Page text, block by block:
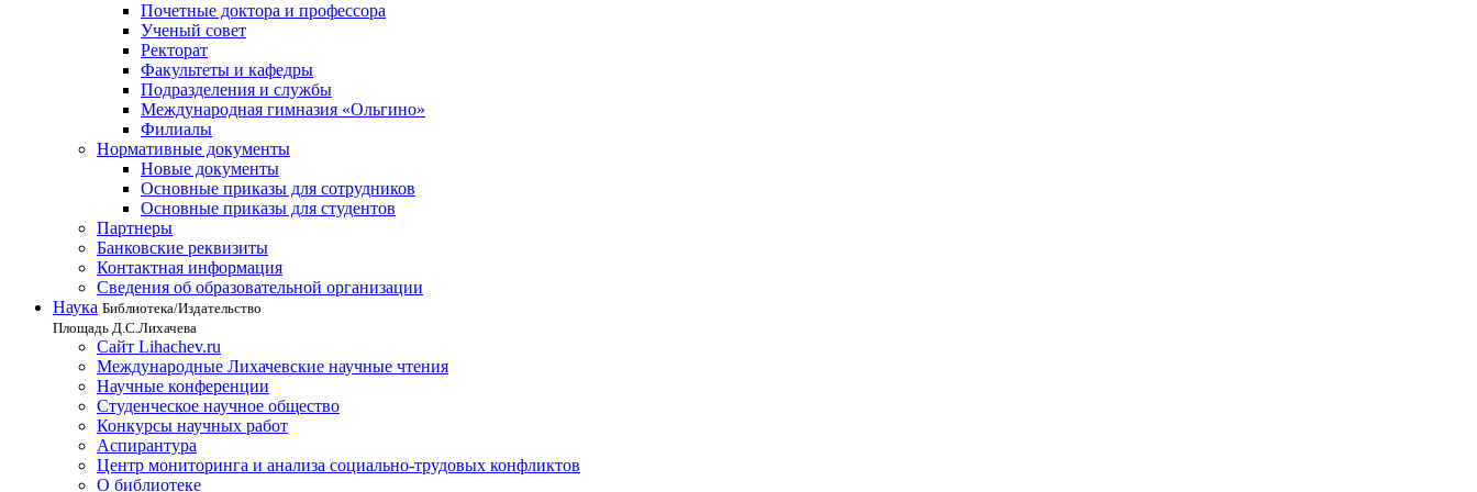
Почетные доктора и профессора
Ученый совет
Ректорат
Факультеты и кафедры
Подразделения и службы
Международная гимназия «Ольгино»
Филиалы
Нормативные документы
Новые документы
Основные приказы для сотрудников
Основные приказы для студентов
Партнеры
Банковские реквизиты
Контактная информация
Сведения об образовательной организации
Наука Библиотека/Издательство
Площадь Д.С.Лихачева
Сайт Lihachev.ru
Международные Лихачевские научные чтения
Научные конференции
Студенческое научное общество
Конкурсы научных работ
Аспирантура
Центр мониторинга и анализа социально-трудовых конфликтов
О библиотеке